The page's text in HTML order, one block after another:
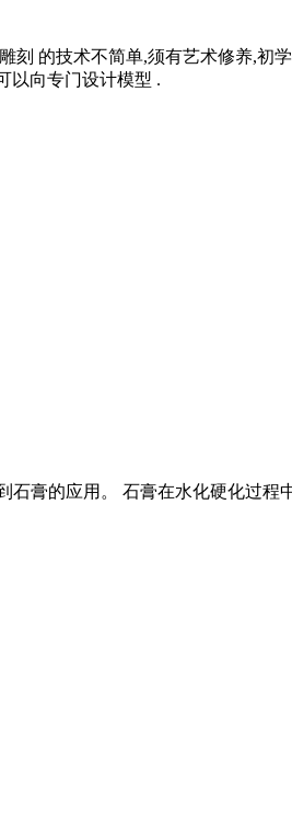
的技术不简单,须有艺术修养,初
以向专门设计模型 .
膏的应用。 石膏在水化硬化过